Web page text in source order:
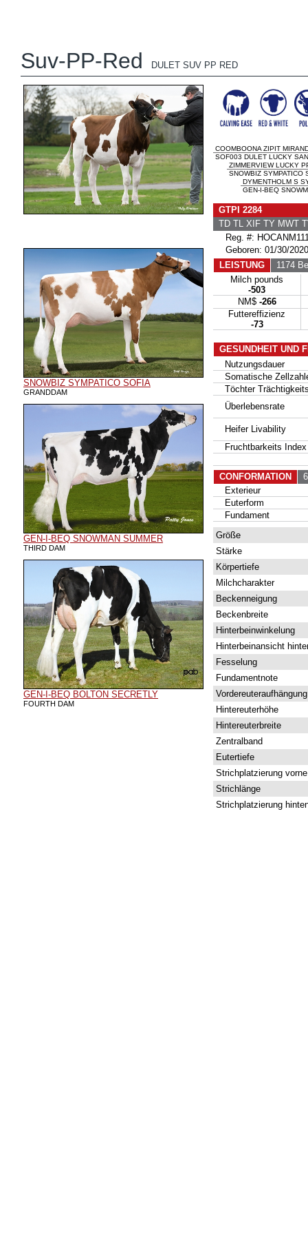
Suv-PP-Red DULET SUV PP RED
SNOWBIZ SYMPATICO SOFIA
GRANDDAM
GEN-I-BEQ SNOWMAN SUMMER
THIRD DAM
GEN-I-BEQ BOLTON SECRETLY
FOURTH DAM
COOMBOONA ZIPIT
SOF003 DULET LUCKY
ZIMMERVIEW LUCKY
SNOWBIZ SYMPATICO
DYMENTHOLM S
GEN-I-BEQ
GTPI 2284
TD TL XIF TY
Reg. #:
Geboren: 01/30/2020
LEISTUNG
1174
Milch pounds
-503
NM$ -266
Futtereffizienz
-73
GESUNDHEIT UND
Nutzungsdauer
Somatische
Töchter
Überlebensrate
Heifer Livability
Fruchtbarkeits Index
CONFORMATION
Exterieur
Euterform
Fundament
Größe
Stärke
Körpertiefe
Milchcharakter
Beckenneigung
Beckenbreite
Hinterbeinwinkelung
Hinterbeinansicht
Fesselung
Fundamentnote
Vordereuteraufhängung
Hintereuterhöhe
Hintereuterbreite
Zentralband
Eutertiefe
Strichplatzierung vorne
Strichlänge
Strichplatzierung